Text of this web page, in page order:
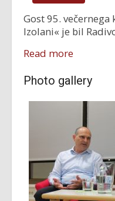
Gost 95.
Izolani« je bil
Read more
Photo gallery